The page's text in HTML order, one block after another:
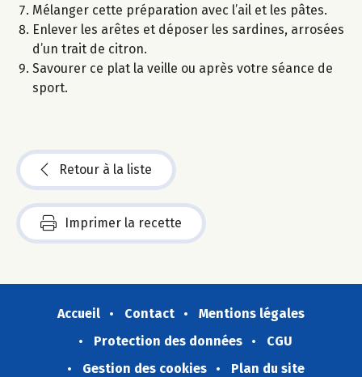
Mélanger cette préparation avec l’ail et les pâtes.
Enlever les arêtes et déposer les sardines, arrosées
d’un trait de citron.
Savourer ce plat la veille ou après votre séance de
sport.
Retour à la liste
Imprimer la recette
Accueil Contact
Mentions légales
Protection des données
CGU
Gestion des cookies
Plan du site